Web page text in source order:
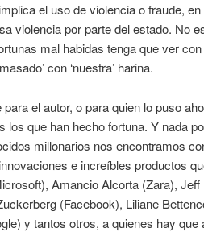
el uso de violencia o fraude, en
violencia por parte del estado. No
mal habidas tenga que ver
con ‘nuestra’ harina.
el autor, o para quien lo puso
los que han hecho fortuna. Y nada
millonarios nos encontramos
e increíbles productos
Amancio Alcorta (Zara),
(Facebook), Liliane
y tantos otros, a quienes hay que